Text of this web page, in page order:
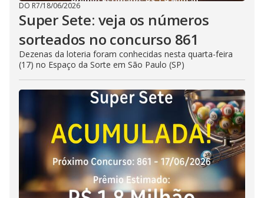
DO R7/18/06/2026
Super Sete: veja os números
sorteados no concurso 861
Dezenas da loteria foram conhecidas nesta quarta-feira
(17) no Espaço da Sorte em São Paulo (SP)